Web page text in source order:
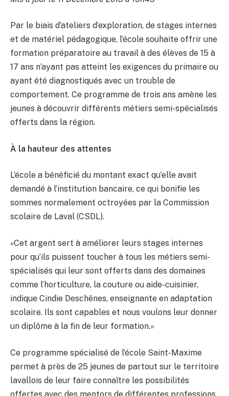
Par le biais d’ateliers d’exploration, de stages internes
et de matériel pédagogique, l’école souhaite offrir une
formation préparatoire au travail à des élèves de 15 à
17 ans n’ayant pas atteint les exigences du primaire ou
ayant été diagnostiqués avec un trouble de
comportement. Ce programme de trois ans amène les
jeunes à découvrir différents métiers semi-spécialisés
offerts dans la région.
À la hauteur des attentes
L’école a bénéficié du montant exact qu’elle avait
demandé à l’institution bancaire, ce qui bonifie les
sommes normalement octroyées par la Commission
scolaire de Laval (CSDL).
«Cet argent sert à améliorer leurs stages internes
pour qu’ils puissent toucher à tous les métiers semi-
spécialisés qui leur sont offerts dans des domaines
comme l’horticulture, la couture ou aide-cuisinier,
indique Cindie Deschênes, enseignante en adaptation
scolaire. Ils sont capables et nous voulons leur donner
un diplôme à la fin de leur formation.»
Ce programme spécialisé de l’école Saint-Maxime
permet à près de 25 jeunes de partout sur le territoire
lavallois de leur faire connaître les possibilités
offertes avec des mentors de différentes professions.